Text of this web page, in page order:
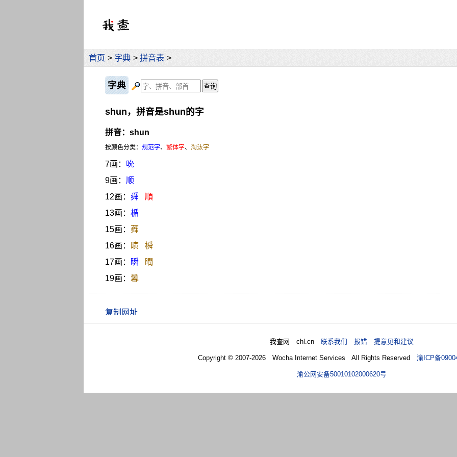
首页 > 字典 > 拼音表 >
字典
shun，拼音是shun的字
拼音：shun
按颜色分类： 规范字、 繁体字、 淘汰字
7画： 吮
9画： 顺
12画： 舜
順
13画： 楯
15画： 蕣
16画：
瞚
橓
17画：
瞬
瞤
19画： 鬊
我查网 chl.cn联系我们 报错 提意见和建议
Copyright © 2007-2026 Wocha Internet Services All Rights Reserved渝ICP备
渝公网安备50010102000620号